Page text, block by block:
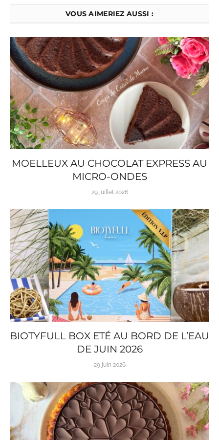
VOUS AIMERIEZ AUSSI :
MOELLEUX AU CHOCOLAT EXPRESS AU
MICRO-ONDES
29 juillet 2026
BIOTYFULL BOX ETÉ AU BORD DE L’EAU
DE JUIN 2026
29 juin 2026